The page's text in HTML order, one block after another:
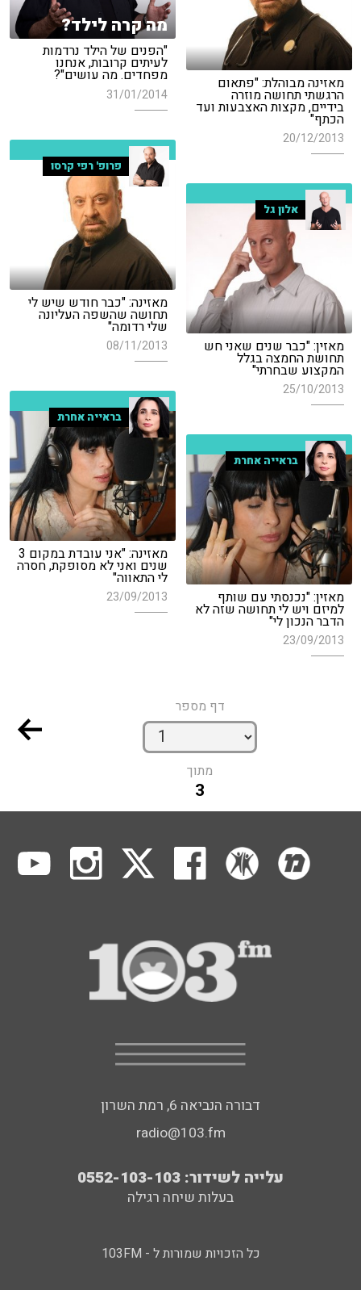
מה קרה לילד?
"הפנים של הילד נרדמות
לעיתים קרובות, אנחנו
מפחדים. מה עושים"?
31/01/2014
מאזינה מבוהלת: "פתאום
הרגשתי תחושה מוזרה
בידיים, מקצות האצבעות ועד
הכתף"
20/12/2013
פרופ' רפי קרסו
מאזינה: "כבר חודש שיש לי
תחושה שהשפה העליונה
שלי רדומה"
08/11/2013
אלון גל
מאזין: "כבר שנים שאני חש
תחושת החמצה בגלל
המקצוע שבחרתי"
25/10/2013
בראייה אחרת
מאזינה: "אני עובדת במקום 3
שנים ואני לא מסופקת, חסרה
לי התאווה"
23/09/2013
בראייה אחרת
מאזין: "נכנסתי עם שותף
למיזם ויש לי תחושה שזה לא
הדבר הנכון לי"
23/09/2013
דף מספר
מתוך
3
דבורה הנביאה 6, רמת השרון
radio@103.fm
עלייה לשידור: 0552-103-103
בעלות שיחה רגילה
כל הזכויות שמורות ל - 103FM